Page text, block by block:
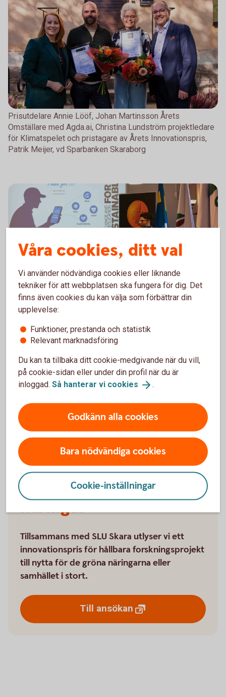
Prisutdelare Annie Lööf, Johan Martinsson Årets
Omställare med Agda.ai, Christina Lundström projektledare
för Klimatspelet och pristagare av Årets Innovationspris,
Patrik Meijer, vd Sparbanken Skaraborg
Pristagare av Årets tillväxtpris, Smart Lamb av Qasim
Mashood
Innovationspris gröna
näringar
Tillsammans med SLU Skara utlyser vi ett
innovationspris för hållbara forskningsprojekt
till nytta för de gröna näringarna eller
samhället i stort.
Till ansökan
Våra cookies, ditt val
Vi använder nödvändiga cookies eller liknande
tekniker för att webbplatsen ska fungera för dig. Det
finns även cookies du kan välja som förbättrar din
upplevelse:
Funktioner, prestanda och statistik
Relevant marknadsföring
Du kan ta tillbaka ditt cookie-medgivande när du vill,
på cookie-sidan eller under din profil när du är
inloggad. Så hanterar vi cookies .
Godkänn alla cookies
Bara nödvändiga cookies
Cookie-inställningar